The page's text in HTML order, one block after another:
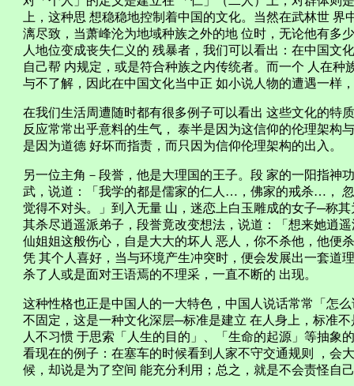
上，这种思 想稳稳地控制着中国的文化。当然在武林世
漓尽致，当萧峰沦为地域种族之外的地 位时，无论他有多
人地位变成丧失仁义的 残暴者，我们可以看出：在中国文
自己帮 内规定，或是符合种族之内传统者。而一个 人在
与不了解，因此在中国文化当中正 如小说人物的遭遇一样
在我们生活周遭随时都有很多例子可以看出 这些文化的特
反应常常出乎意料的生气， 泰半是因为这信仰的伦理架构
是因为道德 好坏而指责，而只因为信仰伦理架构的出入。
另一位主角－段誉，他是大理国的王子。段 家的一阳指神
武，说道：「我学的都是儒家的仁人…，佛家的戒杀…，
觉得不对头。」到入无量 山，迷恋上白玉雕成的女子─称
其杀尽逍遥派弟子，段誉竟改变想法，说道：「想来她
仙姐姐这般伤心，自是大大的坏人 恶人，你不杀他，他便
凭 其个人喜好，当与环境产生冲突时，便会发展出一套道
杀了人或是面对王语焉的不理采，一直不断的 出现。
这种性格也正是中国人的一大特色，中国人说话常常「怎
不固定，这是一种文化深层─标准是建立 在人身上，标准
人不习惯 于思索「人生的目的」、「生命的起源」等抽象
看现在的例子：在塞车的时候看到人家不守交通规则 ，会
候，却说是为了空间 能充分利用；总之，就是不会责怪自